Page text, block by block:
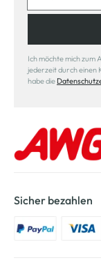
Ich möchte mich zum
jederzeit durch einen
habe die
Sicher bezahlen